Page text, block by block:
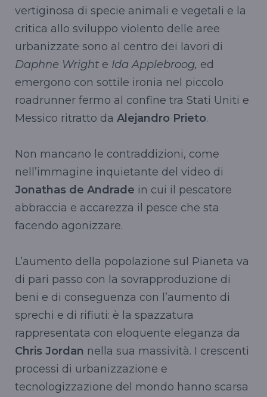
vertiginosa di specie animali e vegetali e la
critica allo sviluppo violento delle aree
urbanizzate sono al centro dei lavori di
Daphne Wright e Ida Applebroog, ed
emergono con sottile ironia nel piccolo
roadrunner fermo al confine tra Stati Uniti e
Messico ritratto da Alejandro Prieto.
Non mancano le contraddizioni, come
nell’immagine inquietante del video di
Jonathas de Andrade in cui il pescatore
abbraccia e accarezza il pesce che sta
facendo agonizzare.
L’aumento della popolazione sul Pianeta va
di pari passo con la sovrapproduzione di
beni e di conseguenza con l’aumento di
sprechi e di rifiuti: è la spazzatura
rappresentata con eloquente eleganza da
Chris Jordan nella sua massività. I crescenti
processi di urbanizzazione e
tecnologizzazione del mondo hanno scarsa